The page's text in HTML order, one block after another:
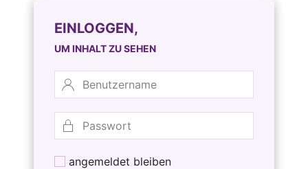
EINLOGGEN,
UM INHALT ZU SEHEN
angemeldet bleiben